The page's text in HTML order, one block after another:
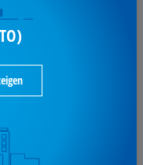
MwSt